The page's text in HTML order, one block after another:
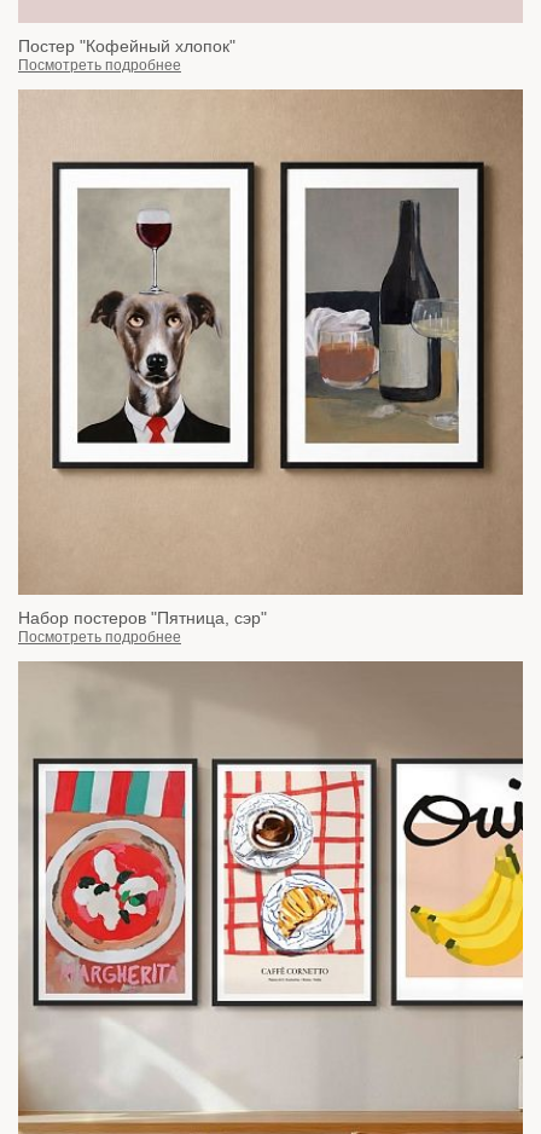
Постер "Кофейный хлопок"
Посмотреть подробнее
Набор постеров "Пятница, сэр"
Посмотреть подробнее